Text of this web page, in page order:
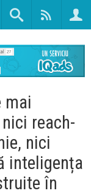
mai
reach-
nici
inteligența
în